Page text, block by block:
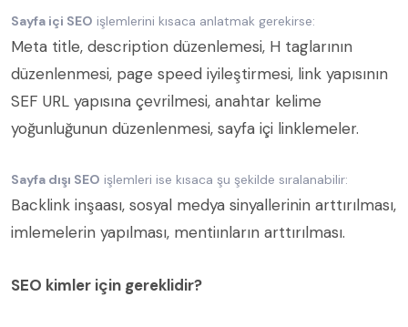
Sayfa içi SEO işlemlerini kısaca anlatmak gerekirse:
Meta title, description düzenlemesi, H taglarının
düzenlenmesi, page speed iyileştirmesi, link yapısının
SEF URL yapısına çevrilmesi, anahtar kelime
yoğunluğunun düzenlenmesi, sayfa içi linklemeler.
Sayfa dışı SEO işlemleri ise kısaca şu şekilde sıralanabilir:
Backlink inşaası, sosyal medya sinyallerinin arttırılması,
imlemelerin yapılması, mentiınların arttırılması.
SEO kimler için gereklidir?